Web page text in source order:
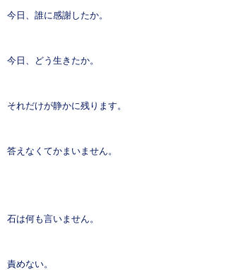
今日、誰に感謝したか。
今日、どう生きたか。
それだけが静かに残ります。
答えなくてかまいません。
石は何も言いません。
責めない。